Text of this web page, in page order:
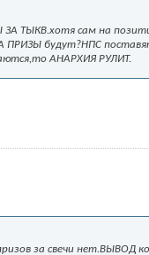
ТЫКВ.хотя сам на
ПРИЗЫ будут?НПС
АНАРХИЯ РУЛИТ.
за свечи нет.ВЫВОД